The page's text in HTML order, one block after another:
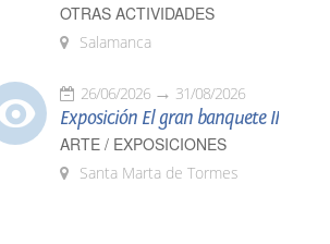
OTRAS ACTIVIDADES
Salamanca
26/06/2026 31/08/2026
Exposición El gran banquete II
ARTE / EXPOSICIONES
Santa Marta de Tormes